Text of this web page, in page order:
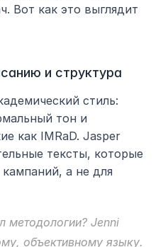
Вот как это выглядит
и структура
стиль:
тон и
как IMRaD. Jasper
тексты, которые
а не для
методологии? Jenni
объективному языку.